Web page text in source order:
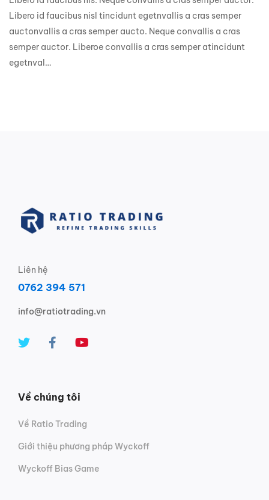
Libero id faucibus nisl tincidunt egetnvallis a cras semper
auctonvallis a cras semper aucto. Neque convallis a cras
semper auctor. Liberoe convallis a cras semper atincidunt
egetnval…
Liên hệ
0762 394 571
info@ratiotrading.vn
Về chúng tôi
Về Ratio Trading
Giới thiệu phương pháp Wyckoff
Wyckoff Bias Game